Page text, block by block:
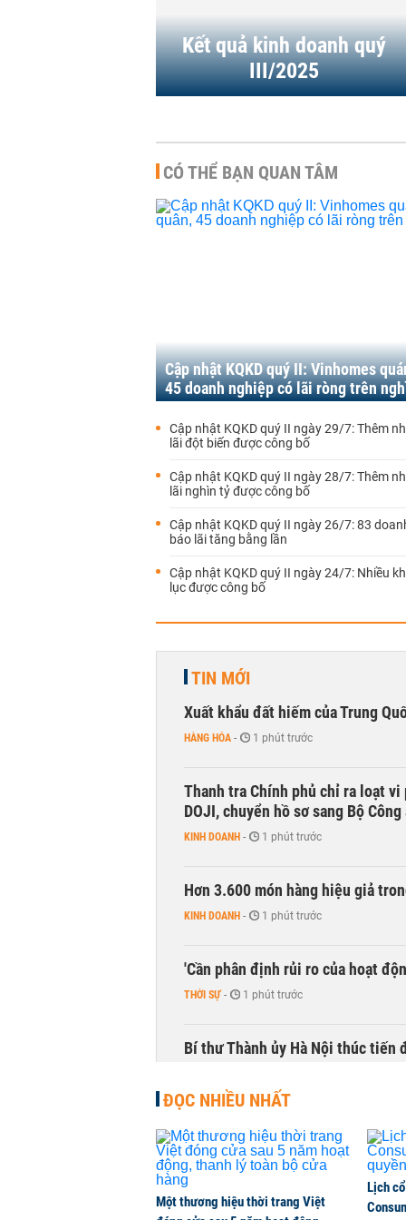
Kết quả kinh doanh quý
III/2025
CÓ THỂ BẠN QUAN TÂM
Cập nhật KQKD quý II: Vinhomes
45 doanh nghiệp có lãi ròng trên
Cập nhật KQKD quý II ngày 29/7: Thêm
lãi đột biến được công bố
Cập nhật KQKD quý II ngày 28/7: Thêm
lãi nghìn tỷ được công bố
Cập nhật KQKD quý II ngày 26/7: 83
báo lãi tăng bằng lần
Cập nhật KQKD quý II ngày 24/7: Nhiều
lục được công bố
TIN MỚI
Xuất khẩu đất hiếm của Trung
HÀNG HÓA - 1 phút trước
Thanh tra Chính phủ chỉ ra loạt vi
DOJI, chuyển hồ sơ sang Bộ Công
KINH DOANH - 1 phút trước
Hơn 3.600 món hàng hiệu giả
KINH DOANH - 1 phút trước
'Cần phân định rủi ro của hoạt
THỜI SỰ - 1 phút trước
Bí thư Thành ủy Hà Nội thúc tiến
ĐỌC NHIỀU NHẤT
Một thương hiệu thời trang Việt
Lịch